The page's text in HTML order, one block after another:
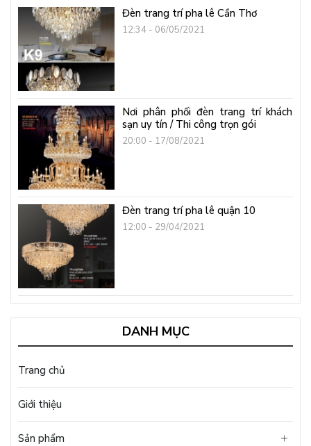
Đèn trang trí pha lê Cần Thơ
12:34 - 06/05/2021
Nơi phân phối đèn trang trí khách
sạn uy tín / Thi công trọn gói
20:00 - 17/08/2021
Đèn trang trí pha lê quận 10
12:00 - 29/04/2021
DANH MỤC
Trang chủ
Giới thiệu
Sản phẩm